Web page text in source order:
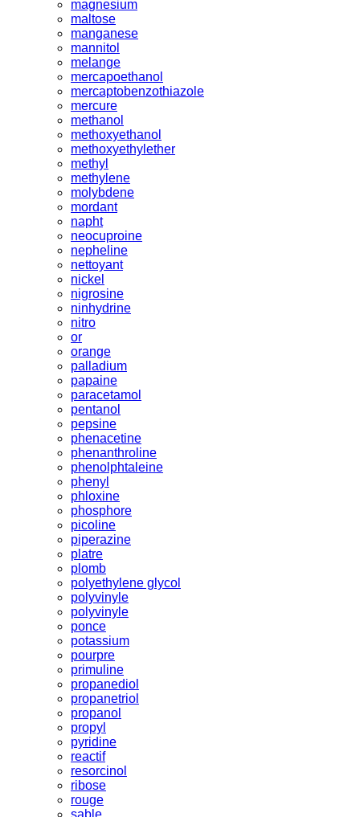
magnesium
maltose
manganese
mannitol
melange
mercapoethanol
mercaptobenzothiazole
mercure
methanol
methoxyethanol
methoxyethylether
methyl
methylene
molybdene
mordant
napht
neocuproine
nepheline
nettoyant
nickel
nigrosine
ninhydrine
nitro
or
orange
palladium
papaine
paracetamol
pentanol
pepsine
phenacetine
phenanthroline
phenolphtaleine
phenyl
phloxine
phosphore
picoline
piperazine
platre
plomb
polyethylene glycol
polyvinyle
polyvinyle
ponce
potassium
pourpre
primuline
propanediol
propanetriol
propanol
propyl
pyridine
reactif
resorcinol
ribose
rouge
sable